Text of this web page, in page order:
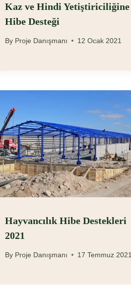
Kaz ve Hindi Yetiştiriciliğine
Hibe Desteği
By Proje Danışmanı 12 Ocak 2021
Hayvancılık Hibe Destekleri
2021
By Proje Danışmanı 17 Temmuz 2021